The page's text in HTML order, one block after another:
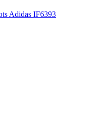
Adidas IF6393